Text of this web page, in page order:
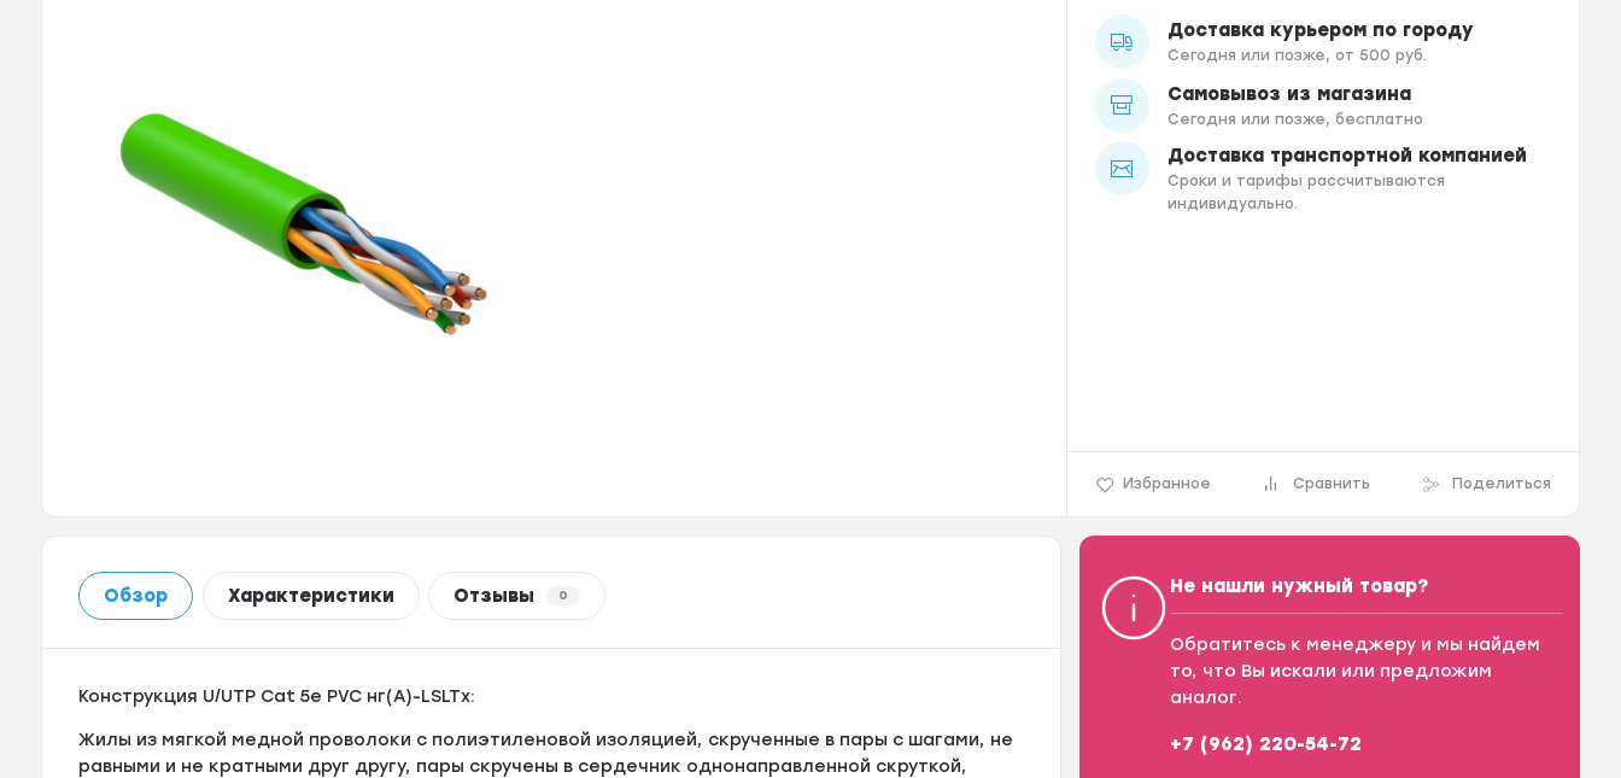
Доставка курьером по городу
Сегодня или позже, от 500 руб.
Самовывоз из магазина
Сегодня или позже, бесплатно
Доставка транспортной компанией
Сроки и тарифы рассчитываются
индивидуально.
Избранное Сравнить Поделиться
Обзор Характеристики Отзывы 0
Конструкция U/UTP Cat 5e PVC нг(А)-LSLTx:
Жилы из мягкой медной проволоки с полиэтиленовой изоляцией, скрученные в пары с шагами, не
равными и не кратными друг другу, пары скручены в сердечник однонаправленной скруткой,
Не нашли нужный товар?
Обратитесь к менеджеру и мы найдем
то, что Вы искали или предложим
аналог.
+7 (962) 220-54-72